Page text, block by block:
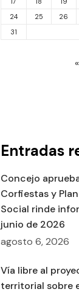
24
25 26
31
Entradas
Concejo
Corfiestas y
Social rinde
junio de 2026
agosto 6, 2026
Vía libre al
territorial sobre